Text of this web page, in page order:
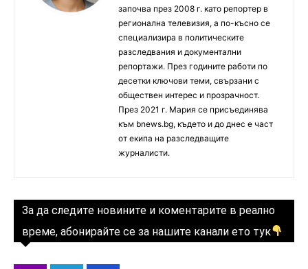
започва през 2008 г. като репортер в
регионална телевизия, а по-късно се
специализира в политическите
разследвания и документални
репортажи. През годините работи по
десетки ключови теми, свързани с
обществен интерес и прозрачност.
През 2021 г. Мария се присъединява
към bnews.bg, където и до днес е част
от екипа на разследващите
журналисти.
За да следите новините и коментарите в реално
време, абонирайте се за нашите канали ето тук